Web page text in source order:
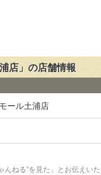
店」の店舗情報
ール土浦店
ねる”を見た」とお伝えいた